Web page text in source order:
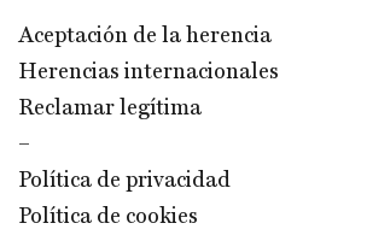
Aceptación de la herencia
Herencias internacionales
Reclamar legítima
–
Política de privacidad
Política de cookies